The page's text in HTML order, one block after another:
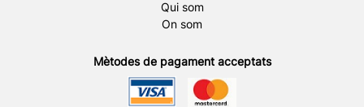
Qui som
On som
Mètodes de pagament acceptats